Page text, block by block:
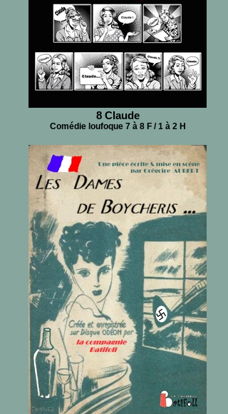
8 Claude
Comédie loufoque 7 à 8 F / 1 à 2 H